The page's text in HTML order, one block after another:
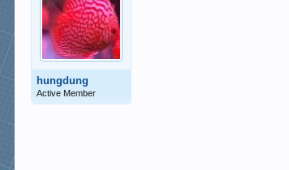
hungdung
Active Member